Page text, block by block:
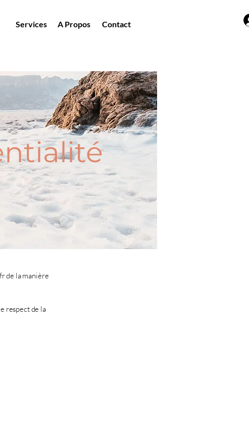
Services A Propos Contact
de la manière
respect de la